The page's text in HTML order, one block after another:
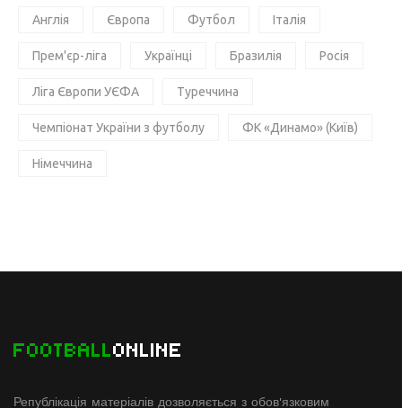
Англія Європа Футбол Італія
Прем'єр-ліга Українці Бразилія Росія
Ліга Європи УЄФА Туреччина
Чемпіонат України з футболу ФК «Динамо» (Київ)
Німеччина
FOOTBALLONLINE
Републікація матеріалів дозволяється з обов'язковим